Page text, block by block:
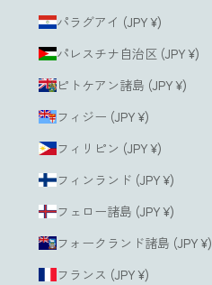
パラグアイ (JPY ¥)
パレスチナ自治区 (JPY ¥)
ピトケアン諸島 (JPY ¥)
フィジー (JPY ¥)
フィリピン (JPY ¥)
フィンランド (JPY ¥)
フェロー諸島 (JPY ¥)
フォークランド諸島 (JPY ¥)
フランス (JPY ¥)